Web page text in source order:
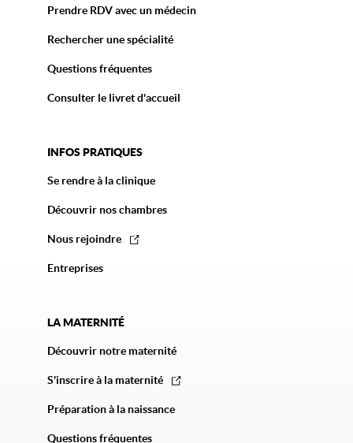
Prendre RDV avec un médecin
Rechercher une spécialité
Questions fréquentes
Consulter le livret d'accueil
INFOS PRATIQUES
Se rendre à la clinique
Découvrir nos chambres
Nous rejoindre
Entreprises
LA MATERNITÉ
Découvrir notre maternité
S'inscrire à la maternité
Préparation à la naissance
Questions fréquentes